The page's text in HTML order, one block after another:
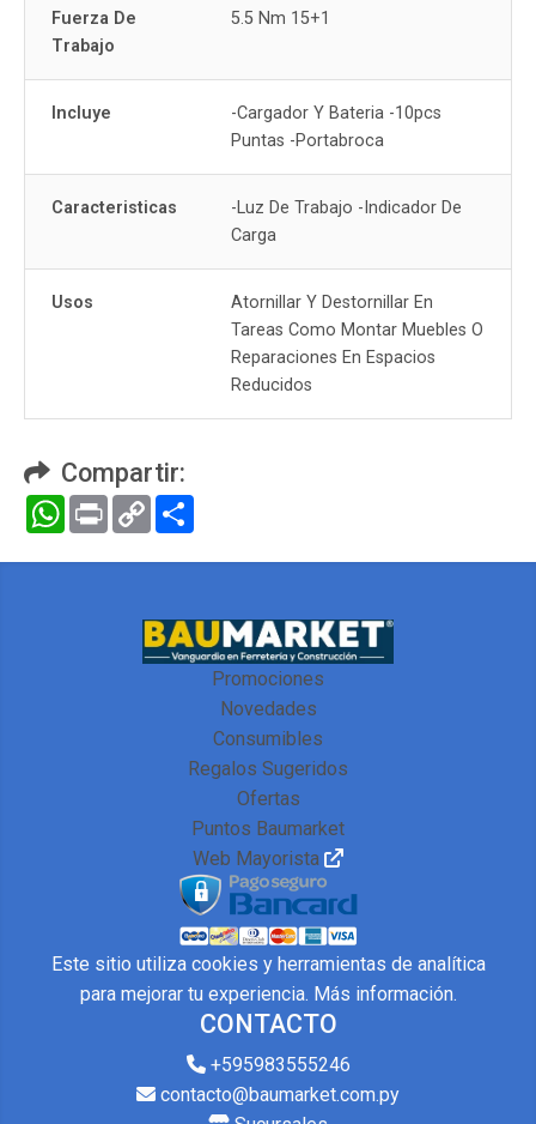
Fuerza De
Trabajo
5.5 Nm 15+1
Incluye
-Cargador Y Bateria -10pcs
Puntas -Portabroca
Caracteristicas
-Luz De Trabajo -Indicador De
Carga
Usos
Atornillar Y Destornillar En
Tareas Como Montar Muebles O
Reparaciones En Espacios
Reducidos
Compartir:
WhatsApp
Print Copy
Link
Promociones
Novedades
Consumibles
Regalos Sugeridos
Ofertas
Puntos Baumarket
Web Mayorista
CONTACTO
+595983555246
contacto@baumarket.com.py
Este sitio utiliza cookies y herramientas de analítica
para mejorar tu experiencia. Más información.